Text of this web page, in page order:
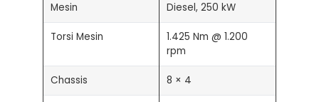
Mesin Diesel, 250 kW
Torsi Mesin
1.425 Nm @ 1.200
rpm
Chassis 8 × 4